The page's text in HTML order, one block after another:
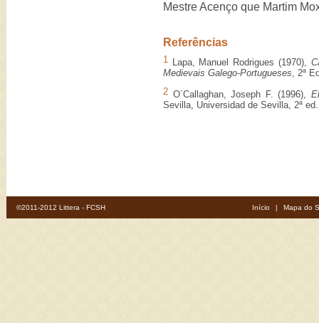
Mestre Acenço que Martim
Referências
1 Lapa, Manuel Rodrigues (1970),
Medievais Galego-Portugueses, 2ª
2 O´Callaghan, Joseph F. (1996),
Sevilla, Universidad de Sevilla, 2ª
©2011-2012 Littera - FCSH Início | Mapa do